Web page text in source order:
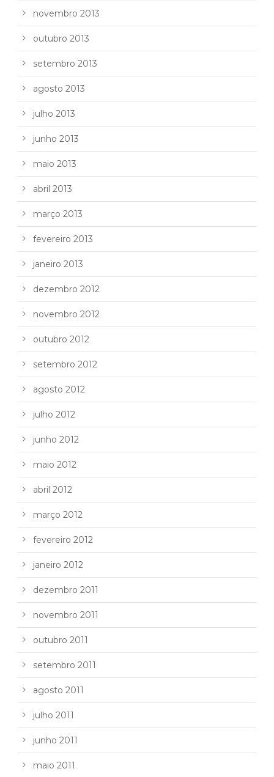
novembro 2013
outubro 2013
setembro 2013
agosto 2013
julho 2013
junho 2013
maio 2013
abril 2013
março 2013
fevereiro 2013
janeiro 2013
dezembro 2012
novembro 2012
outubro 2012
setembro 2012
agosto 2012
julho 2012
junho 2012
maio 2012
abril 2012
março 2012
fevereiro 2012
janeiro 2012
dezembro 2011
novembro 2011
outubro 2011
setembro 2011
agosto 2011
julho 2011
junho 2011
maio 2011